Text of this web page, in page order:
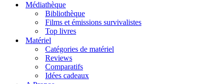
Médiathèque
Bibliothèque
Films et émissions survivalistes
Top livres
Matériel
Catégories de matériel
Reviews
Comparatifs
Idées cadeaux